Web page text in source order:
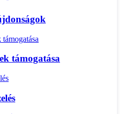
támogatása